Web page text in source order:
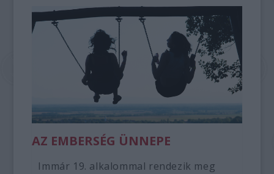
AZ EMBERSÉG ÜNNEPE
Immár 19. alkalommal rendezik meg